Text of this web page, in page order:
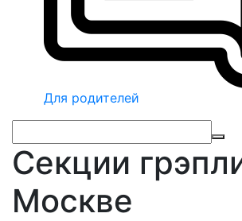
Для родителей
Секции
Москве